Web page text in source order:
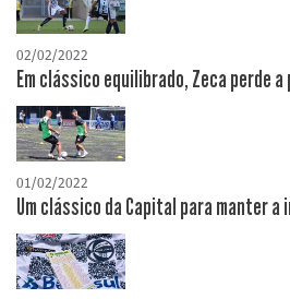
02/02/2022
Em clássico equilibrado, Zeca perde a
01/02/2022
Um clássico da Capital para manter a